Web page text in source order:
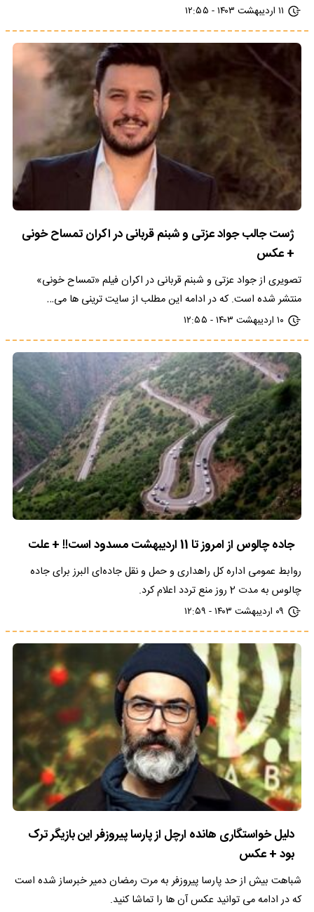
۱۱ اردیبهشت ۱۴۰۳ - ۱۲:۵۵
ژست جالب جواد عزتی و شبنم قربانی در اکران تمساح خونی
+ عکس
تصویری از جواد عزتی و شبنم قربانی در اکران فیلم «تمساح خونی»
منتشر شده است. که در ادامه این مطلب از سایت ترینی ها می…
۱۰ اردیبهشت ۱۴۰۳ - ۱۲:۵۵
جاده چالوس از امروز تا 11 اردیبهشت مسدود است!! + علت
روابط عمومی اداره کل راهداری و حمل و نقل جاده‌ای البرز برای جاده
چالوس به مدت 2 روز منع تردد اعلام کرد.
۰۹ اردیبهشت ۱۴۰۳ - ۱۲:۵۹
دلیل خواستگاری هانده ارچل از پارسا پیروزفر این بازیگر ترک
بود + عکس
شباهت بیش از حد پارسا پیروزفر به مرت رمضان دمیر خبرساز شده است
که در ادامه می توانید عکس آن ها را تماشا کنید.